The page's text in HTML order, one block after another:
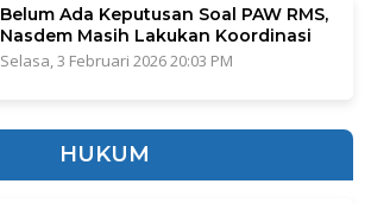
Belum Ada Keputusan Soal PAW RMS,
Nasdem Masih Lakukan Koordinasi
Selasa, 3 Februari 2026 20:03 PM
HUKUM